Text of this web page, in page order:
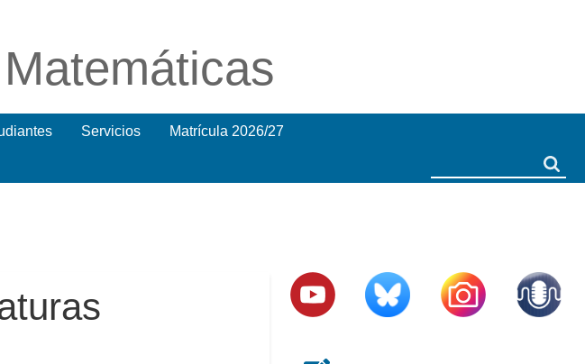
Servicios Matrícula 2026/27